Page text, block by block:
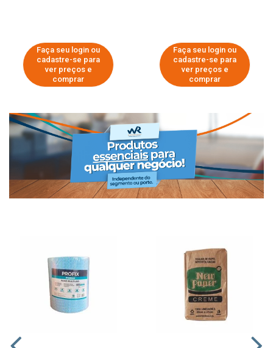
Faça seu login ou
cadastre-se para
ver preços e
comprar
Faça seu login ou
cadastre-se para
ver preços e
comprar